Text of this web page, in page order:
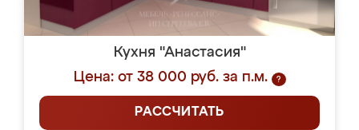
Кухня "Анастасия"
Цена: от 38 000 руб. за п.м.
?
РАССЧИТАТЬ